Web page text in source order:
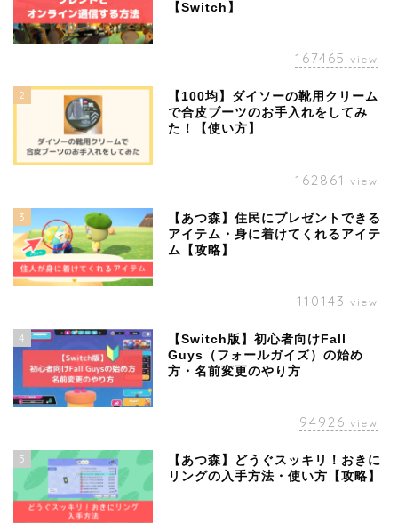
【Switch】
167465 view
2
【100均】ダイソーの靴用クリーム
で合皮ブーツのお手入れをしてみ
た！【使い方】
162861 view
3
【あつ森】住民にプレゼントできる
アイテム・身に着けてくれるアイテ
ム【攻略】
110143 view
4
【Switch版】初心者向けFall
Guys（フォールガイズ）の始め
方・名前変更のやり方
94926 view
5
【あつ森】どうぐスッキリ！おきに
リングの入手方法・使い方【攻略】